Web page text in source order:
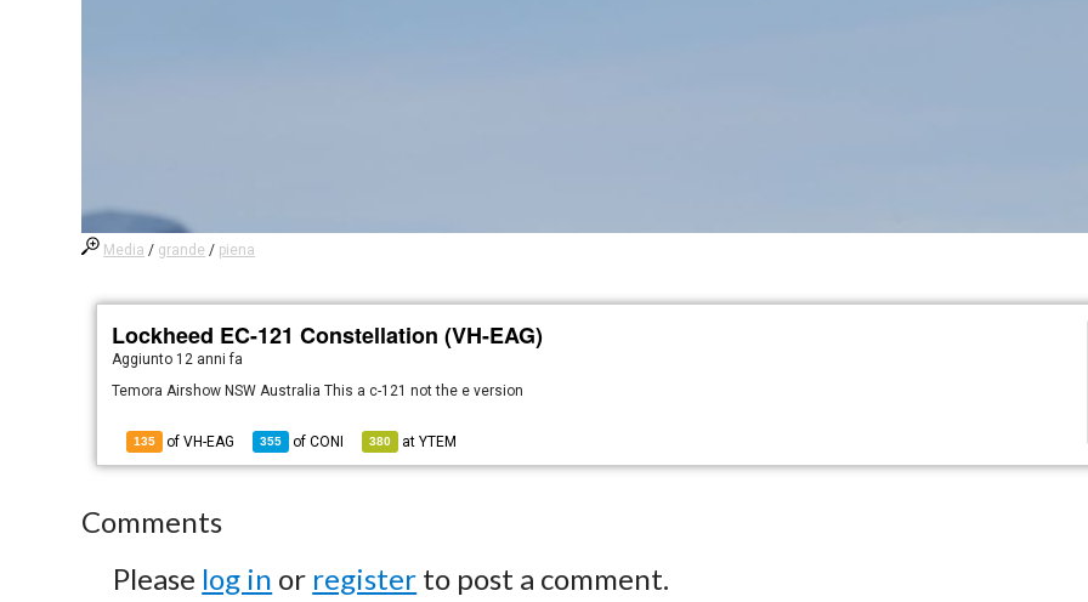
Media / grande / piena
Lockheed EC-121 Constellation (VH-EAG)
Aggiunto 12 anni fa
Temora Airshow NSW Australia This a c-121 not the e version
135 of VH-EAG 355 ofCONI 380 atYTEM
Comments
Please log in or register to post a comment.